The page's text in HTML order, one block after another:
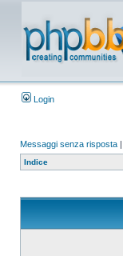
Login
Messaggi senza risposta |
Indice